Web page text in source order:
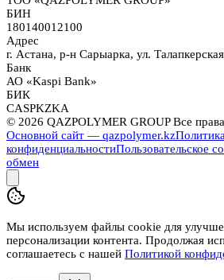
БИН
180140012100
Адрес
г. Астана, р-н Сарыарка, ул.
Банк
АО «Kaspi Bank»
БИК
CASPKZKA
© 2026 QAZPOLYMER GROUP Все
Основной сайт — qazpolymer.kzПолитика
конфиденциальностиПользовательское
обмен
Мы используем файлы cookie для
персонализации контента. Продолжая
соглашаетесь с нашей Политикой